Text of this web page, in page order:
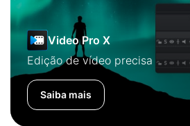
Video Pro X
Edição de vídeo precisa
Saiba mais